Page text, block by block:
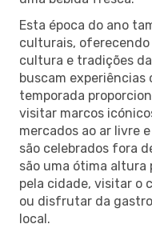
Esta época do ano
culturais,
cultura e tradições
buscam
temporada
visitar marcos
mercados ao ar livre
são celebrados fora
são uma ótima
pela cidade, visitar o
ou disfrutar da
local.